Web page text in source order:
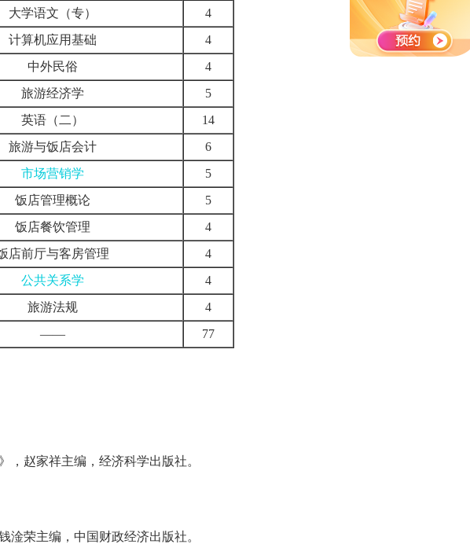
大学语文（专）
4
计算机应用基础
4
中外民俗
4
旅游经济学
5
英语（二）
14
旅游与饭店会计
6
市场营销学
5
饭店管理概论
5
饭店餐饮管理
4
店前厅与客房管理
4
公共关系学
4
旅游法规
4
—— 77
赵家祥主编，经济科学出版社。
荣主编，中国财政经济出版社。